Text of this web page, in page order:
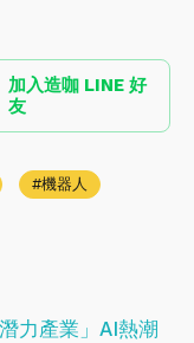
加入造咖 LINE 好
友
機器人
力產業」AI熱潮